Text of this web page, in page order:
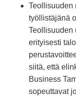
Teollisuuden
työllistäjänä
Teollisuuden
erityisesti
siitä, että
Business
sopeuttavat